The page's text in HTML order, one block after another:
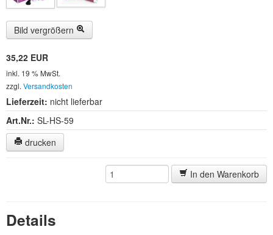
Klangschalen
Mineralien
Neuheiten
Räuchern
Räucherstäbchen
Schmuck
Taschenbuch
Bild vergrößern
35,22 EUR
inkl. 19 % MwSt.
zzgl. Versandkosten
Lieferzeit: nicht lieferbar
Art.Nr.: SL-HS-59
drucken
In den Warenkorb
Details